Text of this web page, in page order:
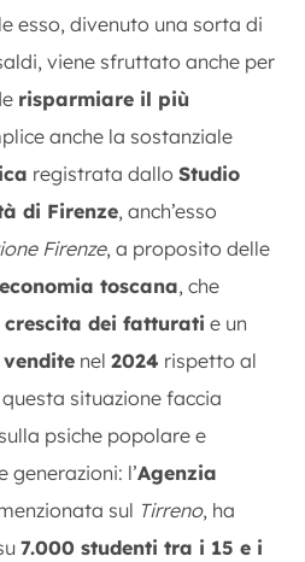
esso, divenuto una sorta di
viene sfruttato anche per
risparmiare il più
anche la sostanziale
registrata dallo Studio
di Firenze, anch’esso
Firenze, a proposito delle
toscana, che
crescita dei fatturati e un
nel 2024 rispetto al
situazione faccia
psiche popolare e
l’Agenzia
sul Tirreno, ha
7.000 studenti tra i 15 e i